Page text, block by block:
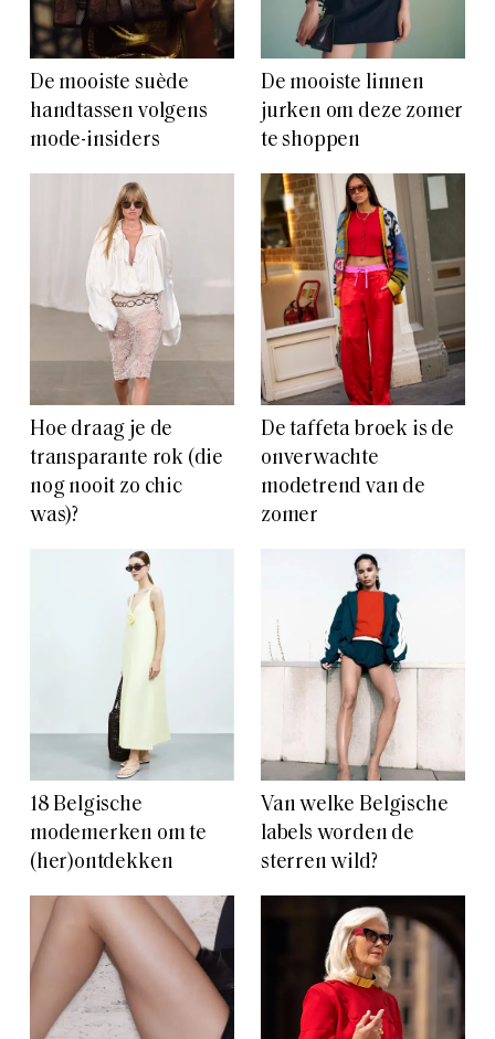
De mooiste suède
handtassen volgens
mode-insiders
De mooiste linnen
jurken om deze zomer
te shoppen
Hoe draag je de
transparante rok (die
nog nooit zo chic
was)?
De taffeta broek is de
onverwachte
modetrend van de
zomer
18 Belgische
modemerken om te
(her)ontdekken
Van welke Belgische
labels worden de
sterren wild?